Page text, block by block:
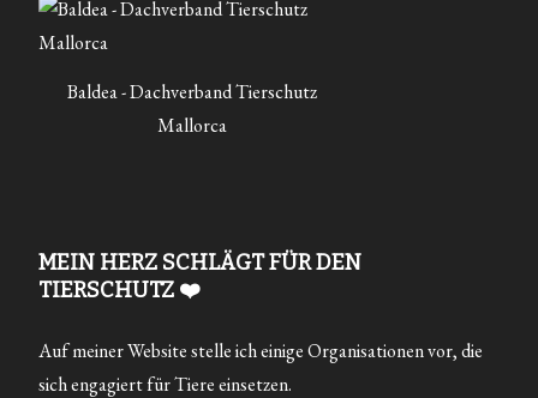
Baldea - Dachverband Tierschutz
Mallorca
MEIN HERZ SCHLÄGT FÜR DEN
TIERSCHUTZ ❤️
Auf meiner Website stelle ich einige Organisationen vor, die
sich engagiert für Tiere einsetzen.